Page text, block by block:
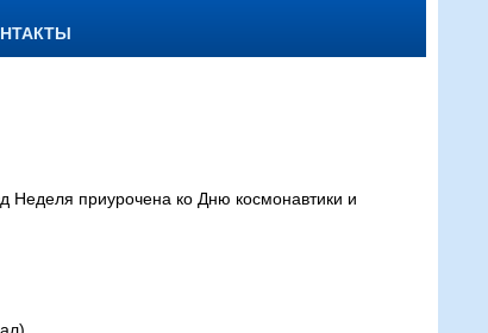
Неделя приурочена ко Дню космонавтики и